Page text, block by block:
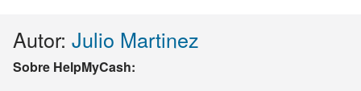
Autor: Julio Martinez
Sobre HelpMyCash: